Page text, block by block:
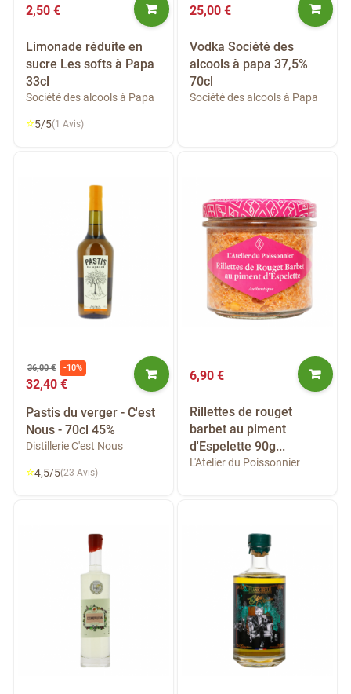
2,50 €
Limonade réduite en
sucre Les softs à Papa
33cl
Société des alcools à Papa
⭐5/5(1 Avis)
25,00 €
Vodka Société des
alcools à papa 37,5%
70cl
Société des alcools à Papa
32,40 €
36,00 € -10%
Pastis du verger - C'est
Nous - 70cl 45%
Distillerie C'est Nous
⭐4,5/5(23 Avis)
6,90 €
Rillettes de rouget
barbet au piment
d'Espelette 90g...
L'Atelier du Poissonnier